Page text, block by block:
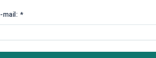
Staatsanleihen ihres Landes.
mail: *